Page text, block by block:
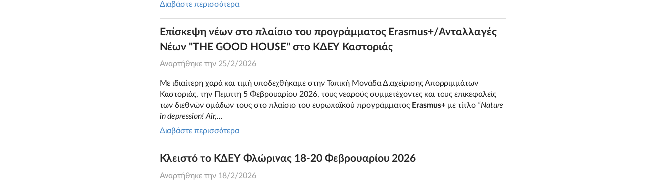
Διαβάστε περισσότερα
Επίσκεψη νέων στο πλαίσιο του προγράμματος Erasmus+/Ανταλλαγές
Νέων "THE GOOD HOUSE" στο ΚΔΕΥ Καστοριάς
Αναρτήθηκε την 25/2/2026
Με ιδιαίτερη χαρά και τιμή υποδεχθήκαμε στην Τοπική Μονάδα Διαχείρισης Απορριμμάτων
Καστοριάς, την Πέμπτη 5 Φεβρουαρίου 2026, τους νεαρούς συμμετέχοντες και τους επικεφαλείς
των διεθνών ομάδων τους στο πλαίσιο του ευρωπαϊκού προγράμματος Erasmus+ με τίτλο “Nature
in depression! Air,…
Διαβάστε περισσότερα
Κλειστό το ΚΔΕΥ Φλώρινας 18-20 Φεβρουαρίου 2026
Αναρτήθηκε την 18/2/2026